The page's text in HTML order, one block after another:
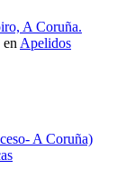
A Coruña.
en Apelidos
A Coruña)